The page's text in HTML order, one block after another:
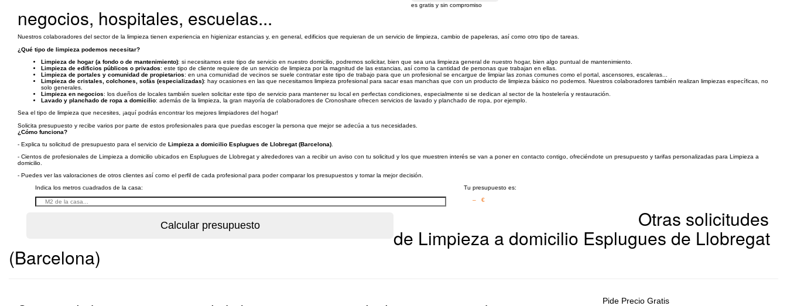
es gratis y sin compromiso
negocios, hospitales, escuelas...
Nuestros colaboradores del sector de la limpieza tienen experiencia en higienizar estancias y, en general, edificios que requieran de un servicio de limpieza, cambio de papeleras, así como otro tipo de tareas.
¿Qué tipo de limpieza podemos necesitar?
Limpieza de hogar (a fondo o de mantenimiento): si necesitamos este tipo de servicio en nuestro domicilio, podremos solicitar, bien que sea una limpieza general de nuestro hogar, bien algo puntual de mantenimiento.
Limpieza de edificios públicos o privados: este tipo de cliente requiere de un servicio de limpieza por la magnitud de las estancias, así como la cantidad de personas que trabajan en ellas.
Limpieza de portales y comunidad de propietarios: en una comunidad de vecinos se suele contratar este tipo de trabajo para que un profesional se encargue de limpiar las zonas comunes como el portal, ascensores, escaleras...
Limpieza de cristales, colchones, sofás (especializadas): hay ocasiones en las que necesitamos limpieza profesional para sacar esas manchas que con un producto de limpieza básico no podemos. Nuestros colaboradores también realizan limpiezas específicas, no
solo generales.
Limpieza en negocios: los dueños de locales también suelen solicitar este tipo de servicio para mantener su local en perfectas condiciones, especialmente si se dedican al sector de la hostelería y restauración.
Lavado y planchado de ropa a domicilio: además de la limpieza, la gran mayoría de colaboradores de Cronoshare ofrecen servicios de lavado y planchado de ropa, por ejemplo.
Sea el tipo de limpieza que necesites, ¡aquí podrás encontrar los mejores limpiadores del hogar!
Solicita presupuesto y recibe varios por parte de estos profesionales para que puedas escoger la persona que mejor se adecúa a tus necesidades.
¿Cómo funciona?
- Explica tu solicitud de presupuesto para el servicio de Limpieza a domicilio Esplugues de Llobregat (Barcelona)
- Cientos de profesionales de Limpieza a domicilio ubicados en Esplugues de Llobregat y alrededores van a recibir un aviso con tu solicitud y los que muestren interés se van a poner en contacto contigo, ofreciéndote un presupuesto y tarifas personalizadas para Limpieza a
domicilio.
- Puedes ver las valoraciones de otros clientes así como el perfil de cada profesional para poder comparar los presupuestos y tomar la mejor decisión.
Indica los metros cuadrados de la casa:
Tu presupuesto es:
– €
Otras solicitudes
de Limpieza a domicilio Esplugues de Llobregat
(Barcelona)
Pide Precio Gratis